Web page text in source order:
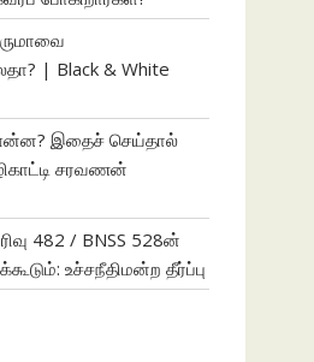
| Black & White
என்ன? இதைச் செய்தால்
சரவணன்
482 / BNSS 528ன்
உச்சநீதிமன்ற தீர்ப்பு